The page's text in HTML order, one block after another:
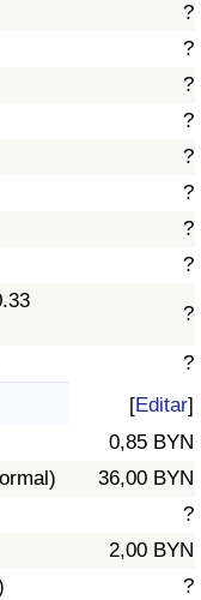
?
?
?
?
?
?
?
?
?
?
[Editar]
0,85 BYN
36,00 BYN
?
2,00 BYN
?